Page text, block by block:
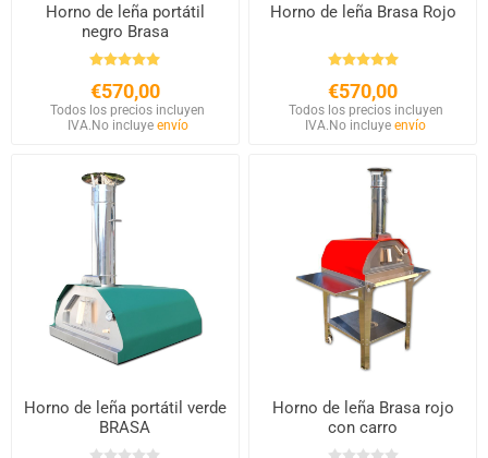
Horno de leña portátil
negro Brasa
€570,00
Todos los precios incluyen
IVA.No incluye envío
Horno de leña Brasa Rojo
€570,00
Todos los precios incluyen
IVA.No incluyeenvío
Horno de leña portátil verde
BRASA
Horno de leña Brasa rojo
con carro